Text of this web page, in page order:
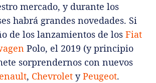
mercado, y durante los
habrá grandes novedades. Si
de los lanzamientos de los Fiat
Polo, el 2019 (y principio
sorprendernos con nuevos
, Chevrolet yPeugeot.